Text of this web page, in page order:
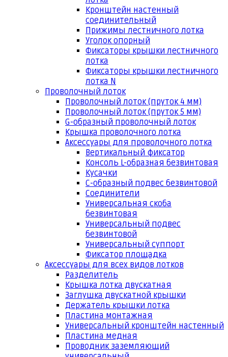
Кронштейн настенный
соединительный
Прижимы лестничного лотка
Уголок опорный
Фиксаторы крышки лестничного
лотка
Фиксаторы крышки лестничного
лотка N
Проволочный лоток
Проволочный лоток (пруток 4 мм)
Проволочный лоток (пруток 5 мм)
G-образный проволочный лоток
Крышка проволочного лотка
Аксессуары для проволочного лотка
Вертикальный фиксатор
Консоль L-образная безвинтовая
Кусачки
С-образный подвес безвинтовой
Соединители
Универсальная скоба
безвинтовая
Универсальный подвес
безвинтовой
Универсальный суппорт
Фиксатор площадка
Аксессуары для всех видов лотков
Разделитель
Крышка лотка двускатная
Заглушка двускатной крышки
Держатель крышки лотка
Пластина монтажная
Универсальный кронштейн настенный
Пластина медная
Проводник заземляющий